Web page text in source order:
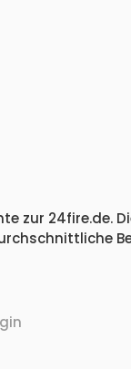
zur 24fire.de.